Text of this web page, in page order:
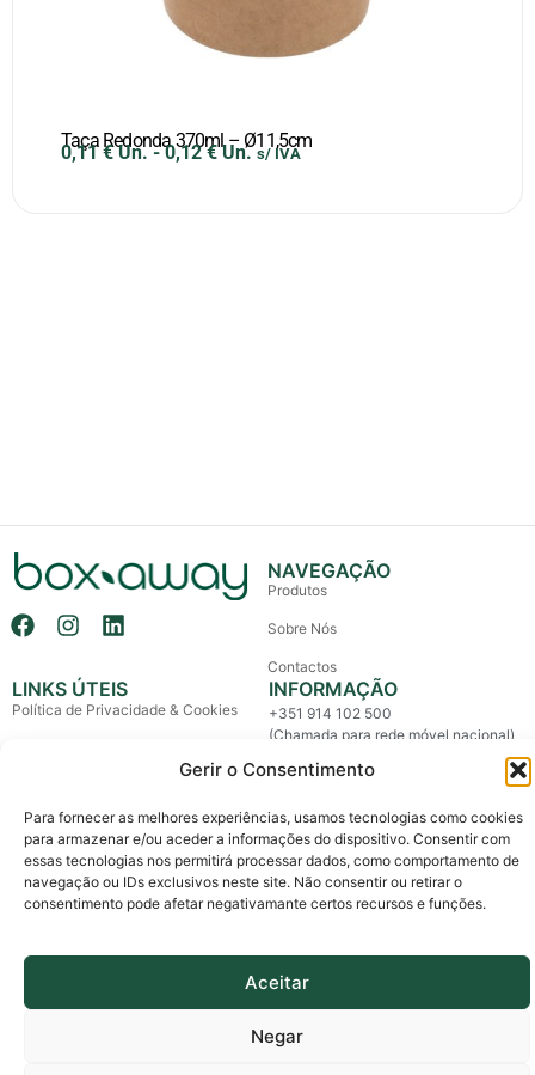
Gerir o Consentimento
Para fornecer as melhores experiências, usamos tecnologias como cookies
para armazenar e/ou aceder a informações do dispositivo. Consentir com
essas tecnologias nos permitirá processar dados, como comportamento de
navegação ou IDs exclusivos neste site. Não consentir ou retirar o
consentimento pode afetar negativamante certos recursos e funções.
Aceitar
Negar
Taça Redonda 370ml – Ø11,5cm
0,11€ Un.-0,12€ Un. s/ IVA
NAVEGAÇÃO
Produtos
Sobre Nós
Contactos
LINKS ÚTEIS
Política de Privacidade & Cookies
Litígios de Consumo
Livro de Reclamações
INFORMAÇÃO
+351 914 102 500
(Chamada para rede móvel nacional)
info@boxaway.pt